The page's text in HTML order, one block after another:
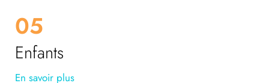
05
Enfants
En savoir plus